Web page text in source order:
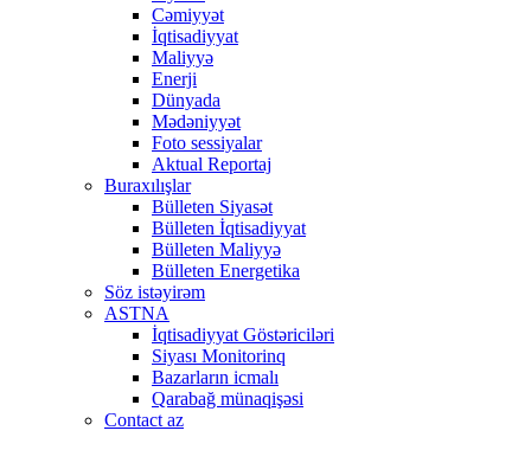
Cəmiyyət
İqtisadiyyat
Maliyyə
Enerji
Dünyada
Mədəniyyət
Foto sessiyalar
Aktual Reportaj
Buraxılışlar
Bülleten Siyasət
Bülleten İqtisadiyyat
Bülleten Maliyyə
Bülleten Energetika
Söz istəyirəm
ASTNA
İqtisadiyyat Göstəriciləri
Siyası Monitorinq
Bazarların icmalı
Qarabağ münaqişəsi
Contact az